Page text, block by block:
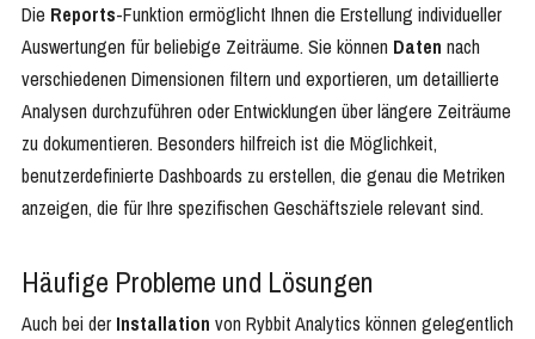
Die Reports-Funktion ermöglicht Ihnen die Erstellung individueller
Auswertungen für beliebige Zeiträume. Sie können Daten nach
verschiedenen Dimensionen filtern und exportieren, um detaillierte
Analysen durchzuführen oder Entwicklungen über längere Zeiträume
zu dokumentieren. Besonders hilfreich ist die Möglichkeit,
benutzerdefinierte Dashboards zu erstellen, die genau die Metriken
anzeigen, die für Ihre spezifischen Geschäftsziele relevant sind.
Häufige Probleme und Lösungen
Auch bei der Installation von Rybbit Analytics können gelegentlich